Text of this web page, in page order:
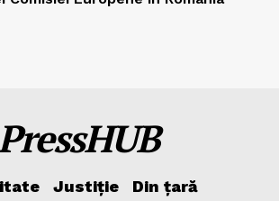
Justiție
Din țară